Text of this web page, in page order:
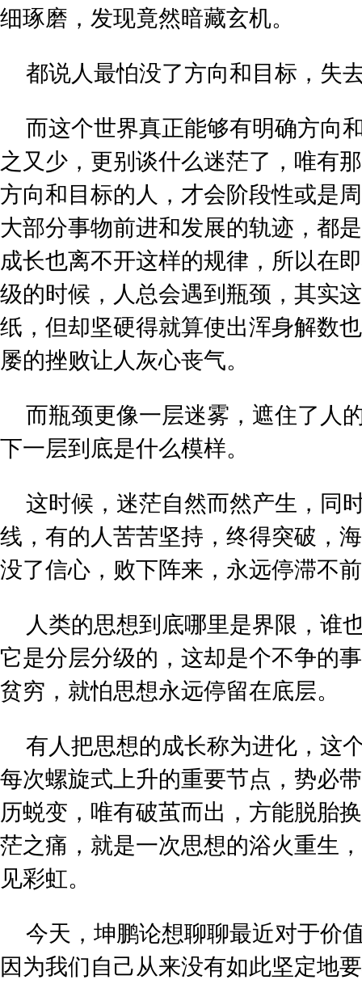
细琢磨，发现竟然暗藏玄机。
都说人最怕没了方向和目标，失
而这个世界真正能够有明确方向
之又少，更别谈什么迷茫了，唯有
方向和目标的人，才会阶段性或是
大部分事物前进和发展的轨迹，都
成长也离不开这样的规律，所以在
级的时候，人总会遇到瓶颈，其实
纸，但却坚硬得就算使出浑身解数
屡的挫败让人灰心丧气。
而瓶颈更像一层迷雾，遮住了人
下一层到底是什么模样。
这时候，迷茫自然而然产生，同
线，有的人苦苦坚持，终得突破，
没了信心，败下阵来，永远停滞不
人类的思想到底哪里是界限，谁
它是分层分级的，这却是个不争的
贫穷，就怕思想永远停留在底层。
有人把思想的成长称为进化，这
每次螺旋式上升的重要节点，势必
历蜕变，唯有破茧而出，方能脱胎
茫之痛，就是一次思想的浴火重生
见彩虹。
今天，坤鹏论想聊聊最近对于价
因为我们自己从来没有如此坚定地